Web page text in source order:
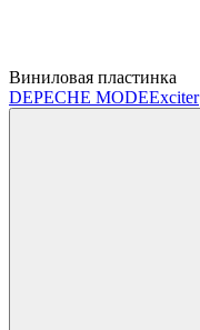
Виниловая пластинка
DEPECHE MODEExciter